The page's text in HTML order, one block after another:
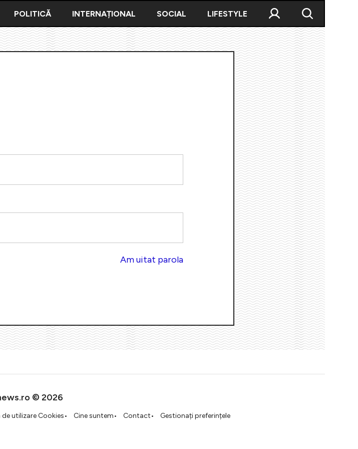
POLITICĂ INTERNAȚIONAL SOCIAL LIFESTYLE
Am uitat parola
© 2026
utilizare Cookies Cine suntem Contact Gestionați preferințele